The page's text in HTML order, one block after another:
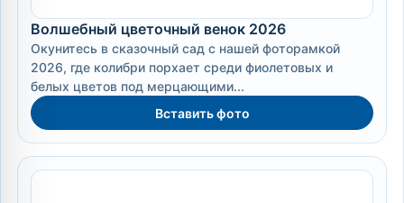
Волшебный цветочный венок 2026
Окунитесь в сказочный сад с нашей фоторамкой
2026, где колибри порхает среди фиолетовых и
белых цветов под мерцающими...
Вставить фото